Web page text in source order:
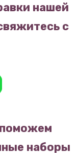
нашей
с
наборы